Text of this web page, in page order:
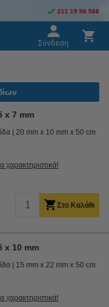
211 19 98 568
Σύνδεση
x 7 mm
20 mm x 10 mm x 50 cm
χαρακτηριστικά!
Στο Καλάθι
x 10 mm
15 mm x 22 mm x 50 cm
χαρακτηριστικά!